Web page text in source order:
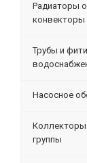
Радиаторы
конвекторы
Трубы и
Насосное
группы